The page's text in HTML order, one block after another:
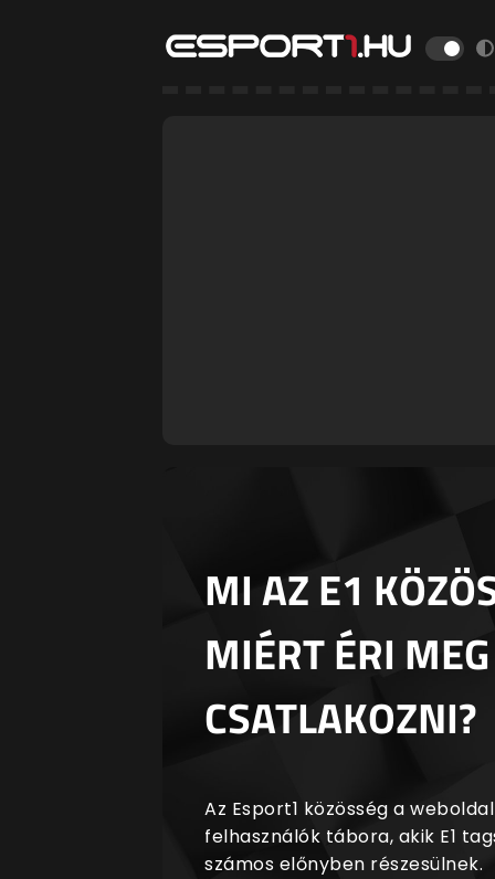
MI AZ E1
MIÉRT ÉRI MEG
CSATLAKOZNI?
Az Esport1 közösség a
felhasználók tábora, akik E1
számos előnyben részesülnek.